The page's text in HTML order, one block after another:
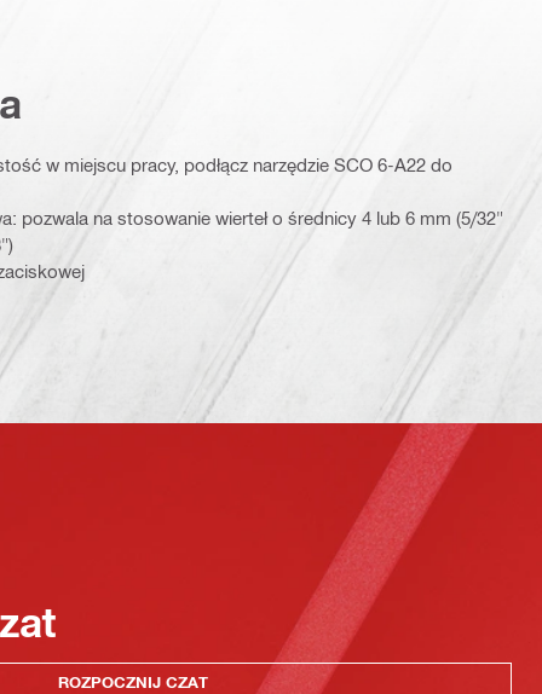
w miejscu pracy, podłącz narzędzie SCO 6-A22 do
pozwala na stosowanie wierteł o średnicy 4 lub 6 mm (5/32"
ROZPOCZNIJ CZAT